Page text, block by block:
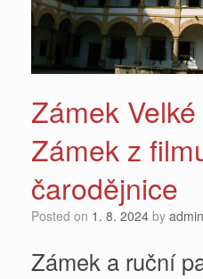
Zámek
Zámek z
čarodějnice
Posted on 1. 8. 2024 by admin
Zámek a ruční